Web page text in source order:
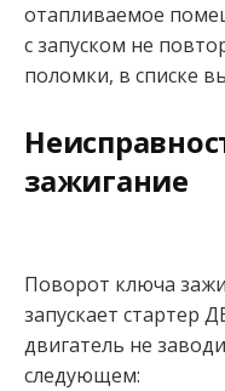
отапливаемое
с запуском не
поломки, в списке
зажигание
Поворот ключа
запускает стартер
двигатель не
следующем: